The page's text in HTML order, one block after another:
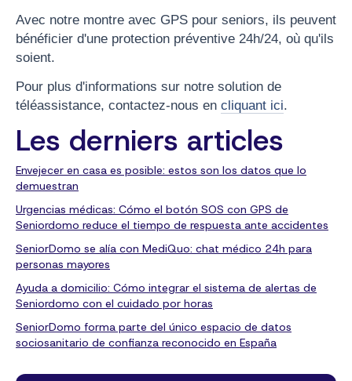
Avec notre montre avec GPS pour seniors, ils peuvent
bénéficier d'une protection préventive 24h/24, où qu'ils
soient.
Pour plus d'informations sur notre solution de
téléassistance, contactez-nous en cliquant ici.
Les derniers articles
Envejecer en casa es posible: estos son los datos que lo
demuestran
Urgencias médicas: Cómo el botón SOS con GPS de
Seniordomo reduce el tiempo de respuesta ante accidentes
SeniorDomo se alía con MediQuo: chat médico 24h para
personas mayores
Ayuda a domicilio: Cómo integrar el sistema de alertas de
Seniordomo con el cuidado por horas
SeniorDomo forma parte del único espacio de datos
sociosanitario de confianza reconocido en España